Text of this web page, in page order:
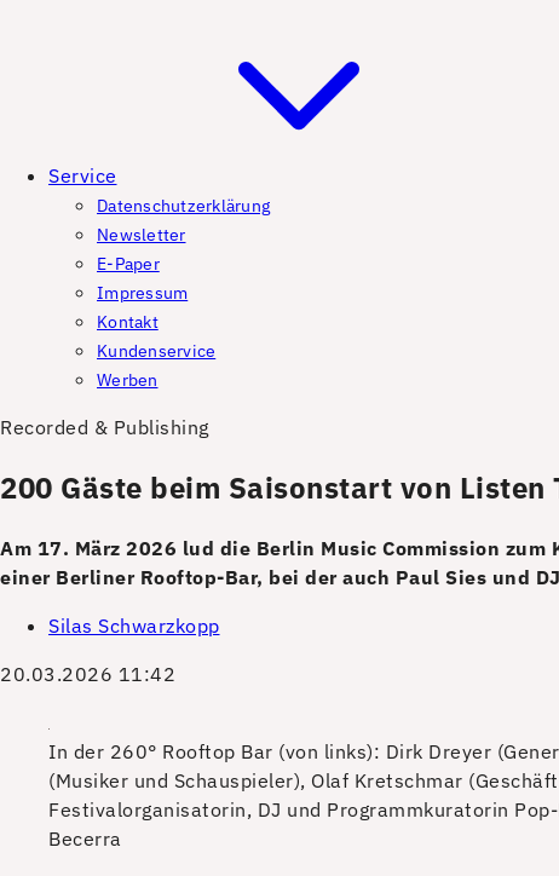
Service
Datenschutzerklärung
Newsletter
E-Paper
Impressum
Kontakt
Kundenservice
Werben
Recorded & Publishing
200 Gäste beim Saisonstart von Listen
Am 17. März 2026 lud die Berlin Music Commission
einer Berliner Rooftop-Bar, bei der auch Paul Sies und
Silas Schwarzkopp
20.03.2026 11:42
In der 260° Rooftop Bar (von links): Dirk Dreyer
(Musiker und Schauspieler), Olaf Kretschmar
Festivalorganisatorin, DJ und Programmkuratorin
Becerra